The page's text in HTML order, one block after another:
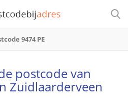
9474 PE
postcode van
Zuidlaarderveen